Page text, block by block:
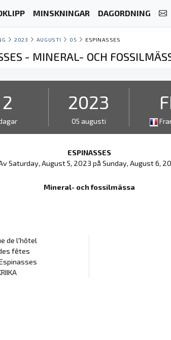
MINSKNINGAR DAGORDNING
2023 AUGUSTI 05 ESPINASSES
- MINERAL- OCH
2 2023
05 augusti
ESPINASSES
Saturday, August 5, 2023 på Sunday, August 6,
Mineral- och fossilmässa
de l'hôtel
fêtes